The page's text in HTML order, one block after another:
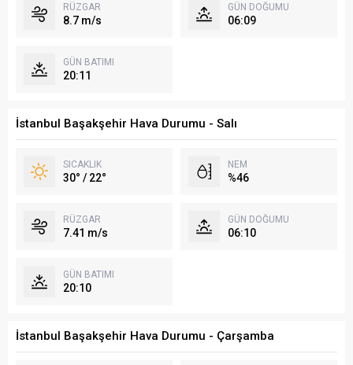
RÜZGAR
8.7 m/s
GÜN DOĞUMU
06:09
GÜN BATIMI
20:11
İstanbul Başakşehir Hava Durumu - Salı
SICAKLIK
30° / 22°
NEM
%46
RÜZGAR
7.41 m/s
GÜN DOĞUMU
06:10
GÜN BATIMI
20:10
İstanbul Başakşehir Hava Durumu - Çarşamba